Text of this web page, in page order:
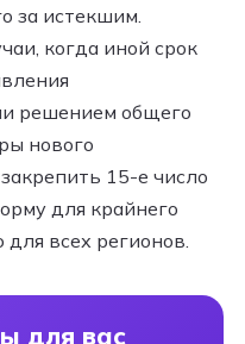
за истекшим.
когда иной срок
решением общего
нового
15-е число
для крайнего
всех регионов.
для вас